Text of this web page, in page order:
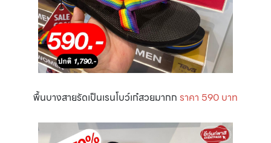
พื้นบางสายรัดเป็นเรนโบว์เก๋สวยมากก ราคา 590 บาท